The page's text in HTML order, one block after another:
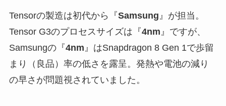
Tensorの製造は初代から『Samsung』が担当。
Tensor G3のプロセスサイズは『4nm』ですが、
Samsungの『4nm』はSnapdragon 8 Gen 1で歩留
まり（良品）率の低さを露呈。発熱や電池の減り
の早さが問題視されていました。